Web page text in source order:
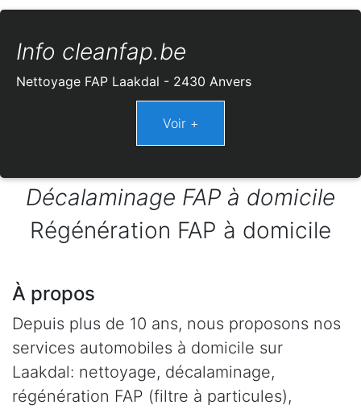
Info cleanfap.be
Nettoyage FAP Laakdal - 2430 Anvers
Décalaminage FAP à domicile
Régénération FAP à domicile
À propos
Depuis plus de 10 ans, nous proposons nos
services automobiles à domicile sur
Laakdal: nettoyage, décalaminage,
régénération FAP (filtre à particules),